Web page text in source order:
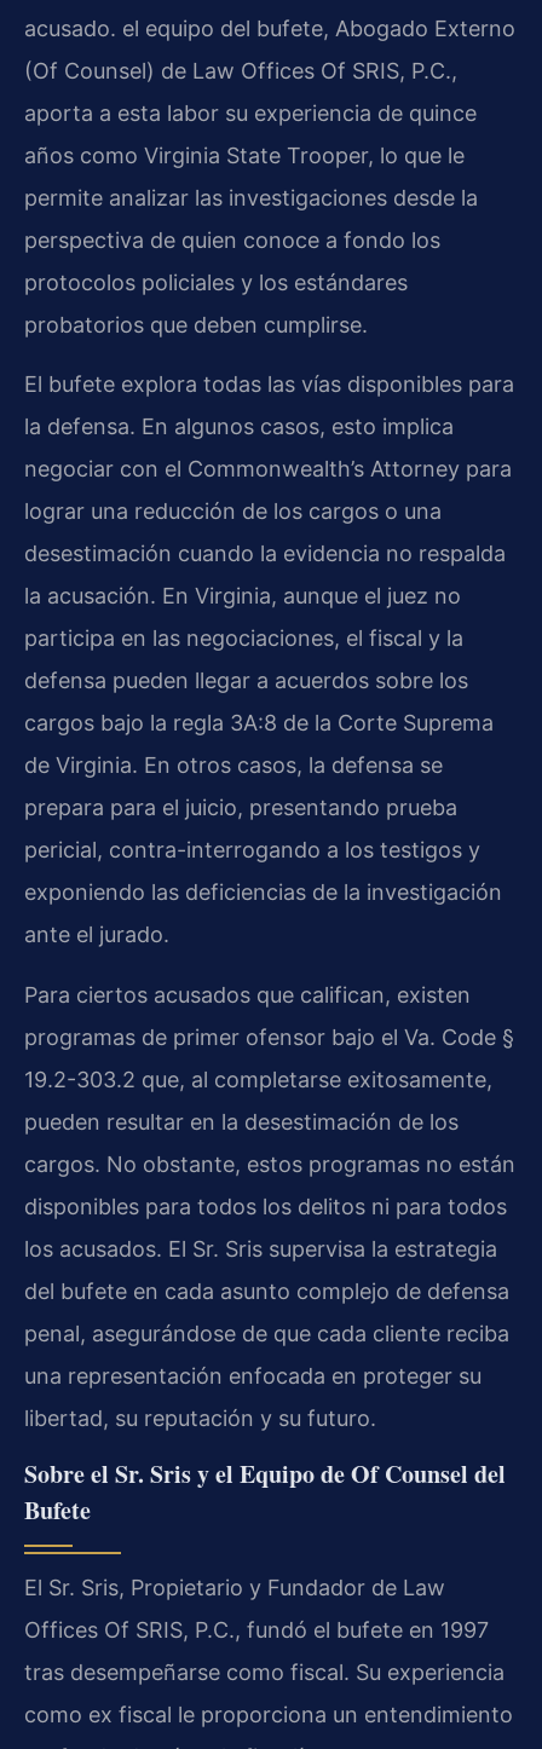
acusado. el equipo del bufete, Abogado Externo
(Of Counsel) de Law Offices Of SRIS, P.C.,
aporta a esta labor su experiencia de quince
años como Virginia State Trooper, lo que le
permite analizar las investigaciones desde la
perspectiva de quien conoce a fondo los
protocolos policiales y los estándares
probatorios que deben cumplirse.
El bufete explora todas las vías disponibles para
la defensa. En algunos casos, esto implica
negociar con el Commonwealth’s Attorney para
lograr una reducción de los cargos o una
desestimación cuando la evidencia no respalda
la acusación. En Virginia, aunque el juez no
participa en las negociaciones, el fiscal y la
defensa pueden llegar a acuerdos sobre los
cargos bajo la regla 3A:8 de la Corte Suprema
de Virginia. En otros casos, la defensa se
prepara para el juicio, presentando prueba
pericial, contra-interrogando a los testigos y
exponiendo las deficiencias de la investigación
ante el jurado.
Para ciertos acusados que califican, existen
programas de primer ofensor bajo el Va. Code §
19.2-303.2 que, al completarse exitosamente,
pueden resultar en la desestimación de los
cargos. No obstante, estos programas no están
disponibles para todos los delitos ni para todos
los acusados. El Sr. Sris supervisa la estrategia
del bufete en cada asunto complejo de defensa
penal, asegurándose de que cada cliente reciba
una representación enfocada en proteger su
libertad, su reputación y su futuro.
Sobre el Sr. Sris y el Equipo de Of Counsel del
Bufete
El Sr. Sris, Propietario y Fundador de Law
Offices Of SRIS, P.C., fundó el bufete en 1997
tras desempeñarse como fiscal. Su experiencia
como ex fiscal le proporciona un entendimiento